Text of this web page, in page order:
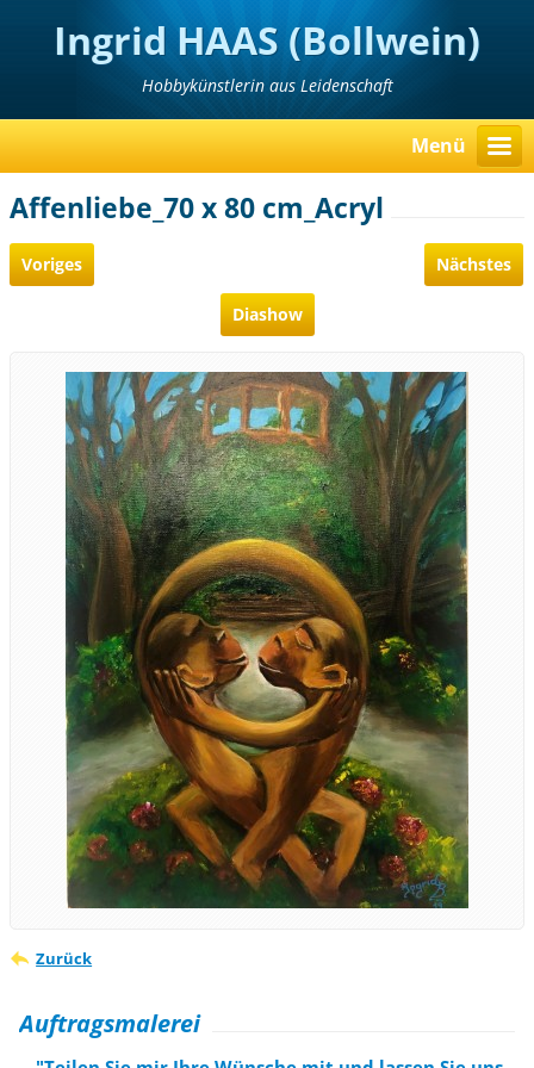
Ingrid HAAS (Bollwein)
Hobbykünstlerin aus Leidenschaft
Menü
Affenliebe_70 x 80 cm_Acryl
Voriges Nächstes
Diashow
Zurück
Auftragsmalerei